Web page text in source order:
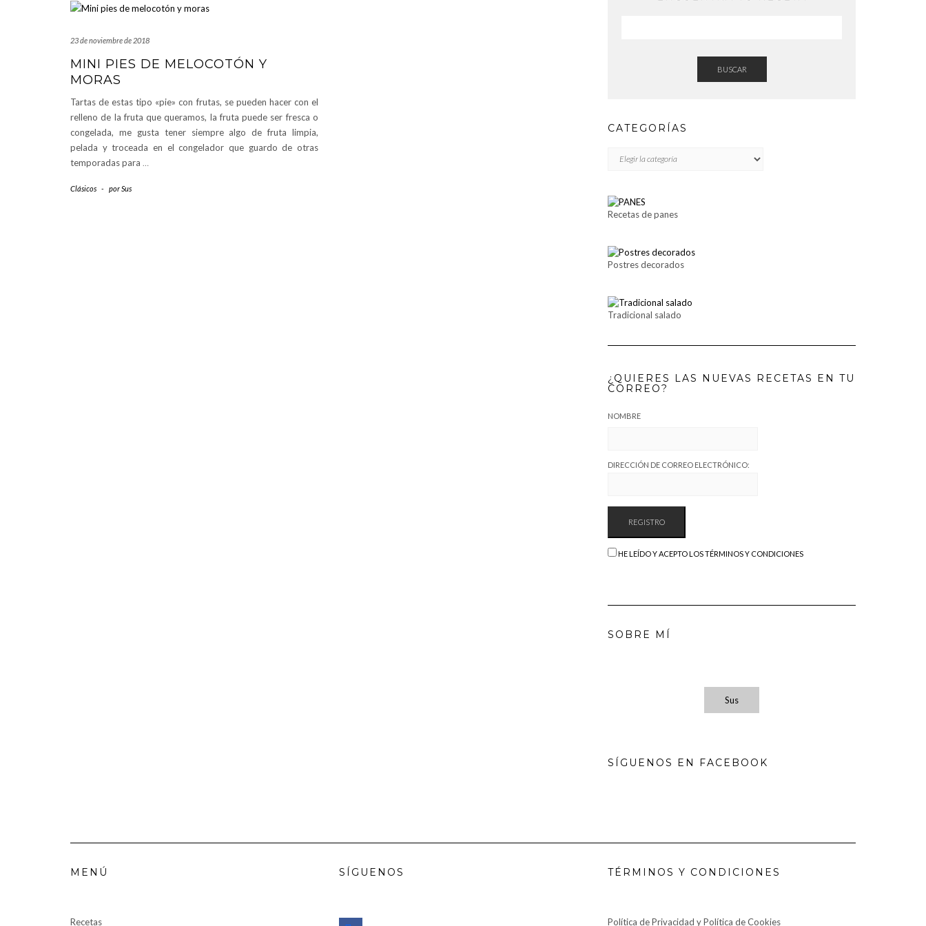
23 de noviembre de 2018
MINI PIES DE MELOCOTÓN Y
MORAS
Tartas de estas tipo «pie» con frutas, se pueden hacer con el
relleno de la fruta que queramos, la fruta puede ser fresca o
congelada, me gusta tener siempre algo de fruta limpia,
pelada y troceada en el congelador que guardo de otras
temporadas para …
Clásicos - porSus
BUSCAR
CATEGORÍAS
Recetas de panes
Postres decorados
Tradicional salado
¿QUIERES LAS NUEVAS RECETAS EN TU
CORREO?
NOMBRE
DIRECCIÓN DE CORREO ELECTRÓNICO:
HE LEÍDO Y ACEPTO LOS TÉRMINOS Y CONDICIONES
SOBRE MÍ
Sus
SÍGUENOS EN FACEBOOK
MENÚ
Recetas
SÍGUENOS
facebook
TÉRMINOS Y CONDICIONES
Política de Privacidad y Política de Cookies